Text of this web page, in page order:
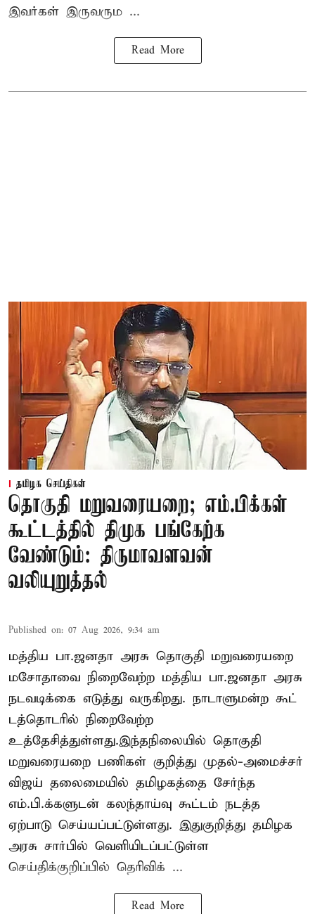
இவர்கள் இருவரும ...
Read More
தமிழக செய்திகள்
தொகுதி மறுவரையறை; எம்.பிக்கள்
கூட்டத்தில் திமுக பங்கேற்க
வேண்டும்: திருமாவளவன்
வலியுறுத்தல்
Published on: 07 Aug 2026, 9:34 am
மத்திய பா.ஜனதா அரசு தொகுதி மறுவரையறை
மசோதாவை நிறைவேற்ற மத்திய பா.ஜனதா அரசு
நடவடிக்கை எடுத்து வருகிறது. நாடாளுமன்ற கூட்
டத்தொடரில் நிறைவேற்ற
உத்தேசித்துள்ளது.இந்தநிலையில் தொகுதி
மறுவரையறை பணிகள் குறித்து முதல்-அமைச்சர்
விஜய் தலைமையில் தமிழகத்தை சேர்ந்த
எம்.பி.க்களுடன் கலந்தாய்வு கூட்டம் நடத்த
ஏற்பாடு செய்யப்பட்டுள்ளது. இதுகுறித்து தமிழக
அரசு சார்பில் வெளியிடப்பட்டுள்ள
செய்திக்குறிப்பில் தெரிவிக் ...
Read More